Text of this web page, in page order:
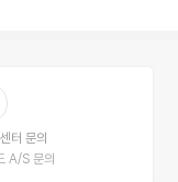
터 문의
A/S 문의